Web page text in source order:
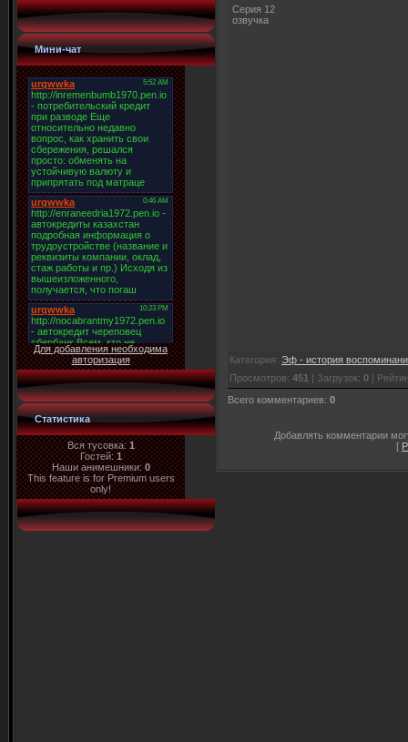
Мини-чат
Для добавления необходима
авторизация
Статистика
Вся тусовка:1
Гостей:1
Наши анимешники:0
This feature is for Premium users
only!
Серия 12
озвучка
Категория: Эф - история
Просмотров: 451 | Загрузок: 0 |
Всего комментариев: 0
Добавлять комментарии
[